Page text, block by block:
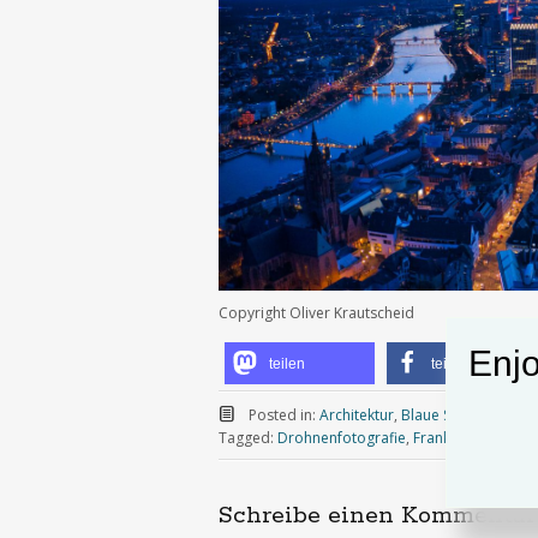
Copyright Oliver Krautscheid
teilen teilen
Posted in: Architektur, Blaue Stunde
Tagged: Drohnenfotografie, Frankfurt
Schreibe einen Kommentar